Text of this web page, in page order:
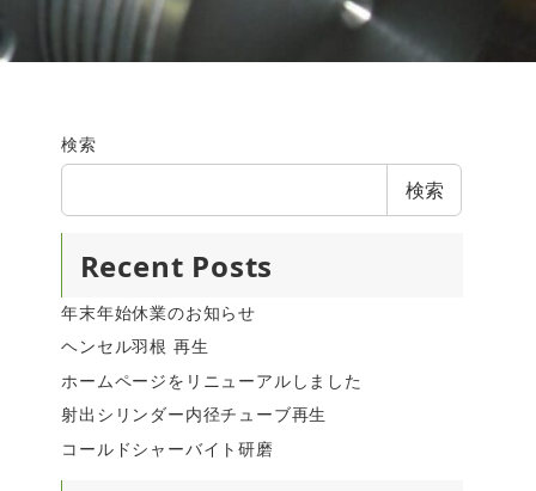
検索
検索
Recent Posts
年末年始休業のお知らせ
ヘンセル羽根 再生
ホームページをリニューアルしました
射出シリンダー内径チューブ再生
コールドシャーバイト研磨